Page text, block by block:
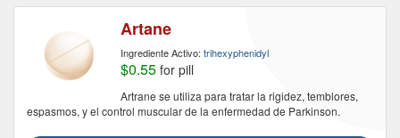
Artane
Ingrediente Activo: trihexyphenidyl
$0.55 for pill
Artrane se utiliza para tratar la rigidez, temblores,
espasmos, y el control muscular de la enfermedad de Parkinson.